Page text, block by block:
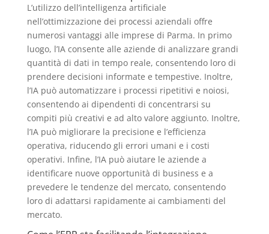
L’utilizzo dell’intelligenza artificiale
nell’ottimizzazione dei processi aziendali offre
numerosi vantaggi alle imprese di Parma. In primo
luogo, l’IA consente alle aziende di analizzare grandi
quantità di dati in tempo reale, consentendo loro di
prendere decisioni informate e tempestive. Inoltre,
l’IA può automatizzare i processi ripetitivi e noiosi,
consentendo ai dipendenti di concentrarsi su
compiti più creativi e ad alto valore aggiunto. Inoltre,
l’IA può migliorare la precisione e l’efficienza
operativa, riducendo gli errori umani e i costi
operativi. Infine, l’IA può aiutare le aziende a
identificare nuove opportunità di business e a
prevedere le tendenze del mercato, consentendo
loro di adattarsi rapidamente ai cambiamenti del
mercato.